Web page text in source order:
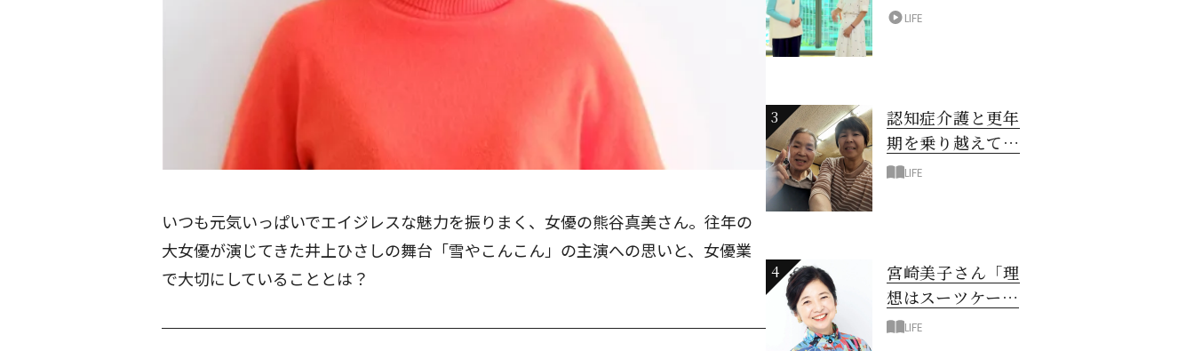
いつも元気いっぱいでエイジレスな魅力を振りまく、女優の熊谷真美さん。往年の
大女優が演じてきた井上ひさしの舞台「雪やこんこん」の主演への思いと、女優業
で大切にしていることとは？
LIFE
3
認知症介護と更年
期を乗り越えて！
6年の「通い介
LIFE
4
宮崎美子さん「理
想はスーツケース
一つでどこへでも
LIFE